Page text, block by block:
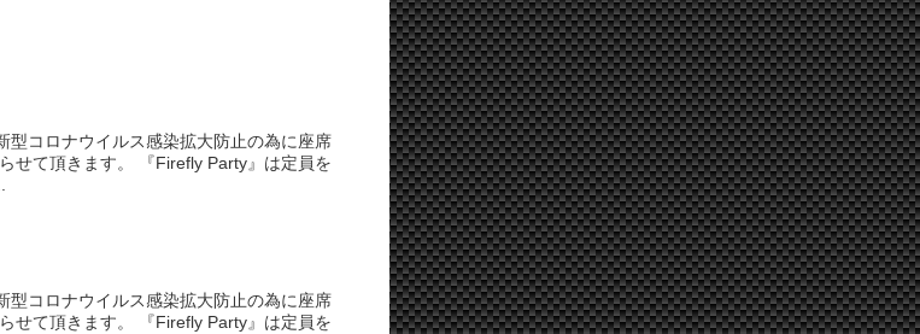
コロナウイルス感染拡大防止の為に座席
せて頂きます。 『Firefly Party』は定員を
コロナウイルス感染拡大防止の為に座席
せて頂きます。 『Firefly Party』は定員を